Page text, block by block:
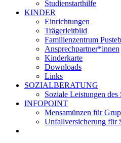
Studienstarthilfe
KINDER
Einrichtungen
Trägerleitbild
Familienzentrum
Ansprechpartner*innen
Kinderkarte
Downloads
Links
SOZIALBERATUNG
Soziale Leistungen
INFOPOINT
Mensamünzen für
Unfallversicherung für